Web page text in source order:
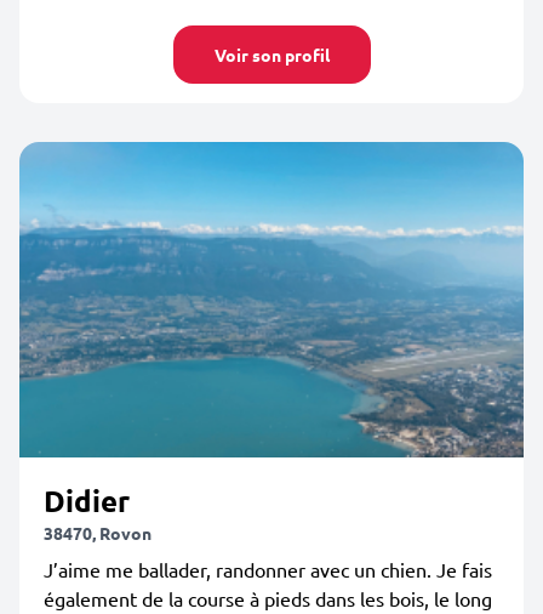
Voir son profil
Didier
38470, Rovon
J’aime me ballader, randonner avec un chien. Je fais
également de la course à pieds dans les bois, le long